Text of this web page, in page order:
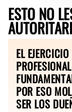
ESTO NO
EL
POR ESO
SER LOS